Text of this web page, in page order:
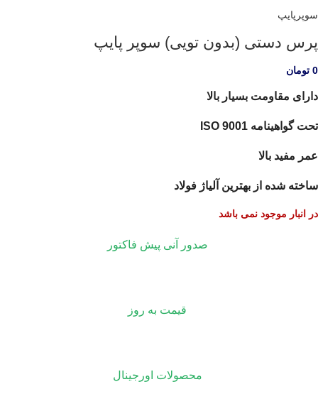
سوپرپایپ
پرس دستی (بدون تویی) سوپر پایپ
0 تومان
دارای مقاومت بسیار بالا
تحت گواهینامه ISO 9001
عمر مفید بالا
ساخته شده از بهترین آلیاژ فولاد
در انبار موجود نمی باشد
صدور آنی پیش فاکتور
قیمت به روز
محصولات اورجینال